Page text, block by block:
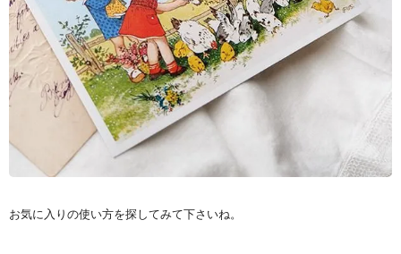
お気に入りの使い方を探してみて下さいね。